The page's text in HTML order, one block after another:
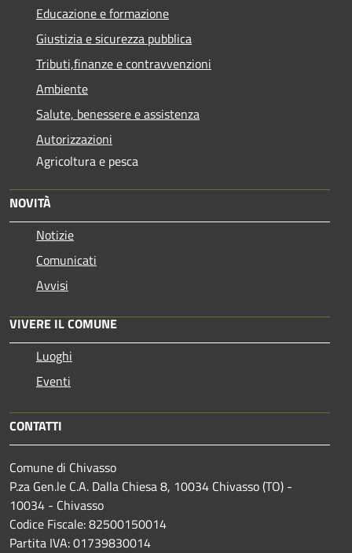
Educazione e formazione
Giustizia e sicurezza pubblica
Tributi,finanze e contravvenzioni
Ambiente
Salute, benessere e assistenza
Autorizzazioni
Agricoltura e pesca
NOVITÀ
Notizie
Comunicati
Avvisi
VIVERE IL COMUNE
Luoghi
Eventi
CONTATTI
Comune di Chivasso
P.za Gen.le C.A. Dalla Chiesa 8, 10034 Chivasso (TO) -
10034 - Chivasso
Codice Fiscale: 82500150014
Partita IVA: 01739830014